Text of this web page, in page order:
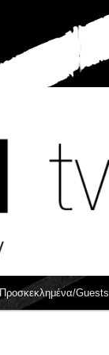
Προσκεκλημένα/Guests